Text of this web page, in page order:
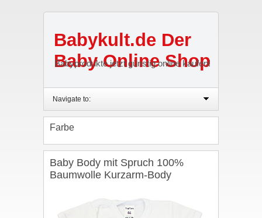
Babykult.de Der
Baby Online Shop
Babyprodukte jetzt günstig online kaufen!
Navigate to:
Farbe
Baby Body mit Spruch 100%
Baumwolle Kurzarm-Body
Herzmotiv, Farbe: Weiß – Mamas
Papas Schatz, Größe: 86